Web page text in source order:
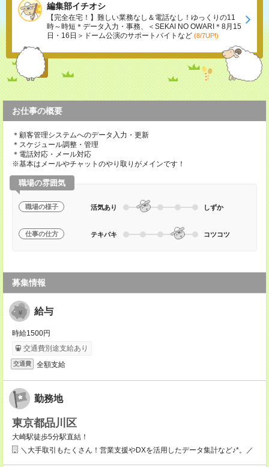
編集部イチオシ
【完全在宅！】難しい業務なし＆電話なし！ゆっくりの11
時～時短＊データ入力・事務、＜SEKAI NO OWARI＊8月15
日・16日＞ドーム公演のサポートバイトなど (8/7UP!)
お仕事の概要
＊顧客管理システムへのデータ入力・更新
＊スケジュール調整・管理
＊電話対応・メール対応
※基本はメールやチャットのやり取りがメインです！
職場の雰囲気
職場の様子 活気あり しずか
仕事の仕方 テキパキ コツコツ
募集情報
給与
時給1500円
交通費別途支給あり
交通費 全額支給
勤務地
東京都品川区
大崎駅徒歩5分駅直結！
＼大手取引もたくさん！営業支援やDXを活用したデータ集計など♪*。／